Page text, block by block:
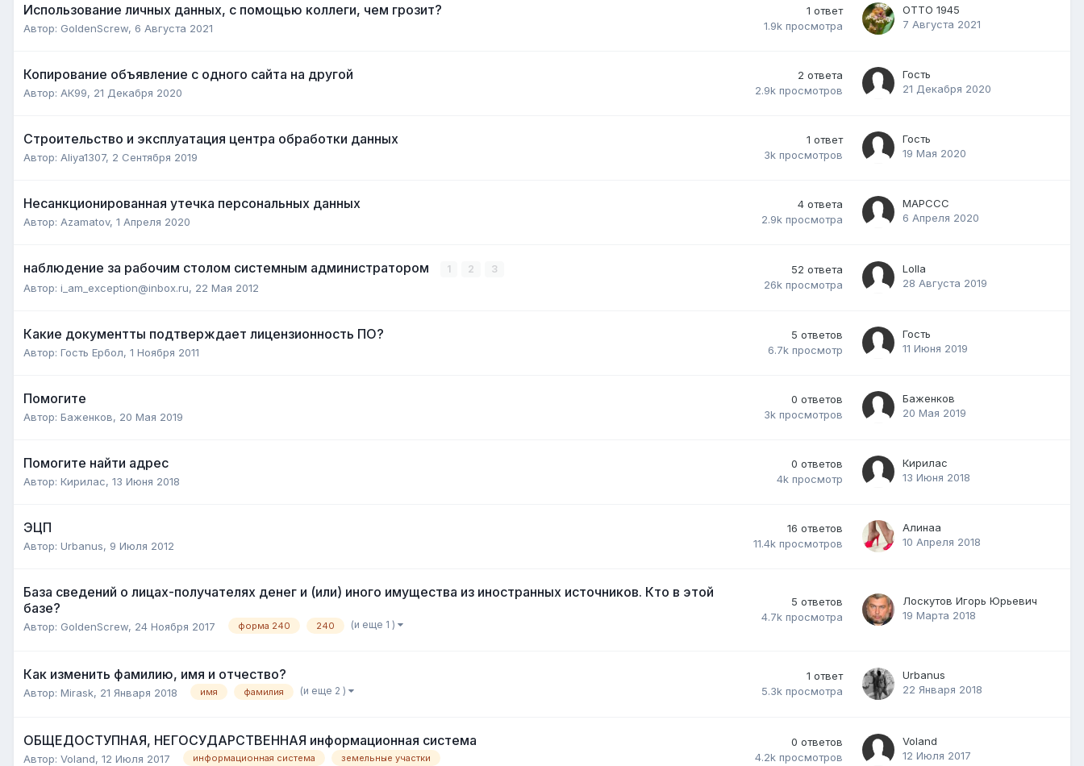
Использование личных данных, с помощью коллеги, чем грозит?
Автор: GoldenScrew, 6 Августа 2021
1 ответ
1.9k просмотра
ОТТО 1945
7 Августа 2021
Копирование объявление с одного сайта на другой
Автор: АК99, 21 Декабря 2020
2 ответа
2.9k просмотров
Гость
21 Декабря 2020
Строительство и эксплуатация центра обработки данных
Автор: Aliya1307, 2 Сентября 2019
1 ответ
3k просмотров
Гость
19 Мая 2020
Несанкционированная утечка персональных данных
Автор: Azamatov, 1 Апреля 2020
4 ответа
2.9k просмотра
MAPCCC
6 Апреля 2020
наблюдение за рабочим столом системным администратором 1 2 3
Автор: i_am_exception@inbox.ru, 22 Мая 2012
52 ответа
26k просмотра
Lolla
28 Августа 2019
Какие документты подтверждает лицензионность ПО?
Автор: Гость Ербол, 1 Ноября 2011
5 ответов
6.7k просмотр
Гость
11 Июня 2019
Помогите
Автор: Баженков, 20 Мая 2019
0 ответов
3k просмотров
Баженков
20 Мая 2019
Помогите найти адрес
Автор: Кирилас, 13 Июня 2018
0 ответов
4k просмотр
Кирилас
13 Июня 2018
ЭЦП
Автор: Urbanus, 9 Июля 2012
16 ответов
11.4k просмотров
Алинаа
10 Апреля 2018
База сведений о лицах-получателях денег и (или) иного имущества из иностранных источников. Кто в этой
базе?
Автор: GoldenScrew, 24 Ноября 2017 форма 240 240 (и еще 1 )
5 ответов
4.7k просмотра
Лоскутов Игорь Юрьевич
19 Марта 2018
Как изменить фамилию, имя и отчество?
Автор: Mirask, 21 Января 2018 имя фамилия (и еще 2 )
1 ответ
5.3k просмотра
Urbanus
22 Января 2018
ОБЩЕДОСТУПНАЯ, НЕГОСУДАРСТВЕННАЯ информационная система
Автор: Voland, 12 Июля 2017 информационная система земельные участки
0 ответов
4.2k просмотров
Voland
12 Июля 2017